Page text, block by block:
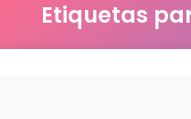
Etiquetas